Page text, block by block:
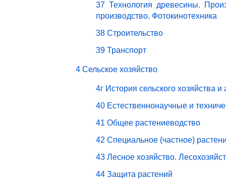
37 Технология древесины.
производство. Фотокинотехника
38 Строительство
39 Транспорт
4 Сельское хозяйство
4г История сельского хозяйства
40 Естественнонаучные и
41 Общее растениеводство
42 Специальное (частное)
43 Лесное хозяйство.
44 Защита растений